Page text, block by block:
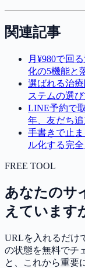
関連記事
月¥980で回
化の5機能と
選ばれる治
ステムの選
LINE予約で
年、友だち
手書きで止
ル化する完
FREE TOOL
あなたのサ
えています
URLを入れるだけ
の状態を無料でチ
と、これから重要